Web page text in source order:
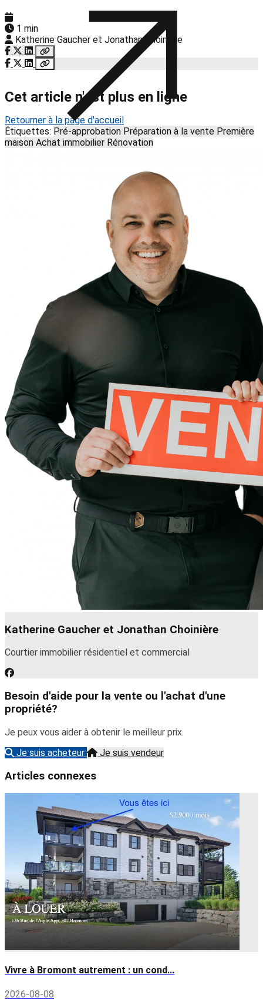
1 min
Katherine Gaucher et Jonathan Choinière
Cet article n'est plus en ligne
Retourner à la page d'accueil
Étiquettes: Pré-approbation Préparation à la vente Première
maison Achat immobilier Rénovation
Katherine Gaucher et Jonathan Choinière
Courtier immobilier résidentiel et commercial
Besoin d'aide pour la vente ou l'achat d'une
propriété?
Je peux vous aider à obtenir le meilleur prix.
Je suis acheteur
Je suis vendeur
Articles connexes
Vivre à Bromont autrement : un cond...
2026-08-08